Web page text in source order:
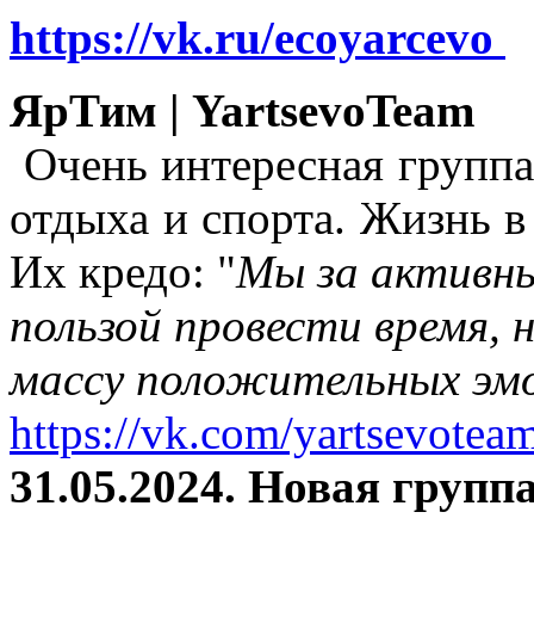
https://vk.ru/ecoyarcevo
ЯрТим | YartsevoTeam
Очень интересная
отдыха и спорта. Жизнь
Их кредо: "Мы за
пользой провести время,
массу положительных
https://vk.com/
31.05.2024. Новая